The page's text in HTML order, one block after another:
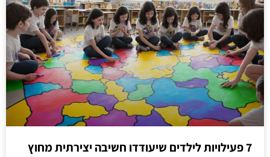
7 פעילויות לילדים שיעודדו חשיבה יצירתית מחוץ